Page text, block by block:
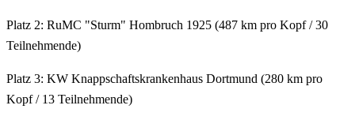
Platz 2: RuMC "Sturm" Hombruch 1925 (487 km pro Kopf / 30
Teilnehmende)
Platz 3: KW Knappschaftskrankenhaus Dortmund (280 km pro
Kopf / 13 Teilnehmende)